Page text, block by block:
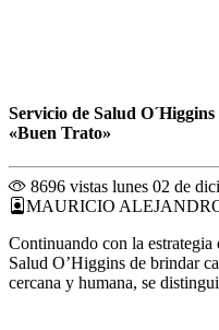
Servicio de Salud
«Buen Trato»
8696 vistas lunes 02 de
MAURICIO
Continuando con la
Salud O’Higgins de brindar
cercana y humana, se